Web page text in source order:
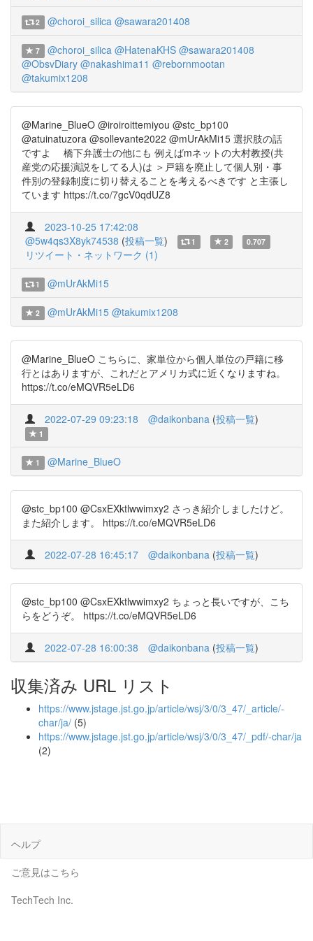
2 @choroi_silica @sawara201408
7 @choroi_silica @HatenaKHS @sawara201408
@ObsvDiary @nakashima11 @rebornmootan
@takumix1208
@Marine_BlueO @iroiroittemiyou @stc_bp100
@atuinatuzora @sollevante2022 @mUrAkMi15 選択肢の話
ですよ 橋下弁護士の他にも 例えばmネットの大村教授(共
産党の応援演説をしてる人)は ＞戸籍を廃止して個人別・事
件別の登録制度に切り替えることを考えるべきです と主張し
ています https://t.co/7gcV0qdUZ8
2023-10-25 17:42:08
@5w4qs3X8yk74538 (投稿一覧) 1 2 0.707
リツイート・ネットワーク (1)
1 @mUrAkMi15
2 @mUrAkMi15 @takumix1208
@Marine_BlueO こちらに、家単位から個人単位の戸籍に移
行とはありますが、これだとアメリカ式に近くなりますね。
https://t.co/eMQVR5eLD6
2022-07-29 09:23:18 @daikonbana (投稿一覧)
1
1 @Marine_BlueO
@stc_bp100 @CsxEXktlwwimxy2 さっき紹介しましたけど。
また紹介します。 https://t.co/eMQVR5eLD6
2022-07-28 16:45:17 @daikonbana (投稿一覧)
@stc_bp100 @CsxEXktlwwimxy2 ちょっと長いですが、こち
らをどうぞ。 https://t.co/eMQVR5eLD6
2022-07-28 16:00:38 @daikonbana (投稿一覧)
収集済み URL リスト
https://www.jstage.jst.go.jp/article/wsj/3/0/3_47/_article/-
char/ja/ (5)
https://www.jstage.jst.go.jp/article/wsj/3/0/3_47/_pdf/-char/ja
(2)
ヘルプ
ご意見はこちら
TechTech Inc.